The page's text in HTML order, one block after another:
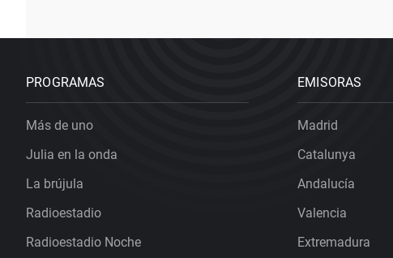
PROGRAMAS
Más de uno
Julia en la onda
La brújula
Radioestadio
Radioestadio Noche
EMISORAS
Madrid
Catalunya
Andalucía
Valencia
Extremadura